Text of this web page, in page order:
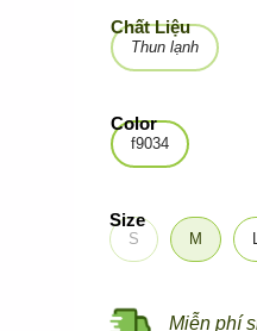
S M
Size
Thun lạnh
Chất Liệu
f9034
Color
Miễn phí